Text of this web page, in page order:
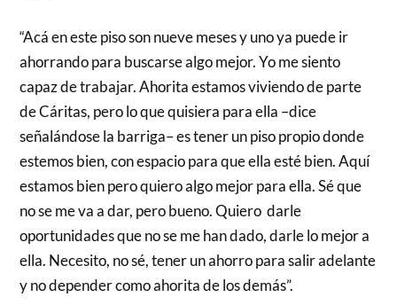
“Acá en este piso son nueve meses y uno ya puede ir
ahorrando para buscarse algo mejor. Yo me siento
capaz de trabajar. Ahorita estamos viviendo de parte
de Cáritas, pero lo que quisiera para ella –dice
señalándose la barriga– es tener un piso propio donde
estemos bien, con espacio para que ella esté bien. Aquí
estamos bien pero quiero algo mejor para ella. Sé que
no se me va a dar, pero bueno. Quiero darle
oportunidades que no se me han dado, darle lo mejor a
ella. Necesito, no sé, tener un ahorro para salir adelante
y no depender como ahorita de los demás”.